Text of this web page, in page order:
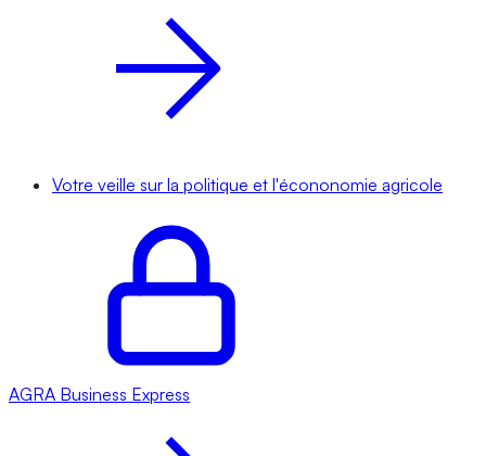
Votre veille sur la politique et l'écononomie agricole
AGRA Business Express